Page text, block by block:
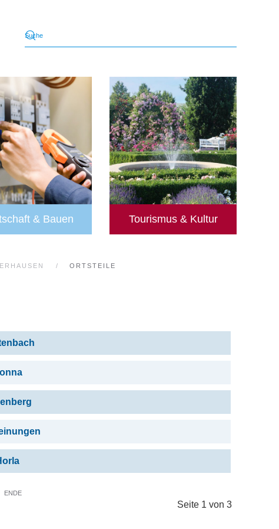
& Bauen Tourismus & Kultur
ORTSTEILE
Seite 1 von 3
ENDE